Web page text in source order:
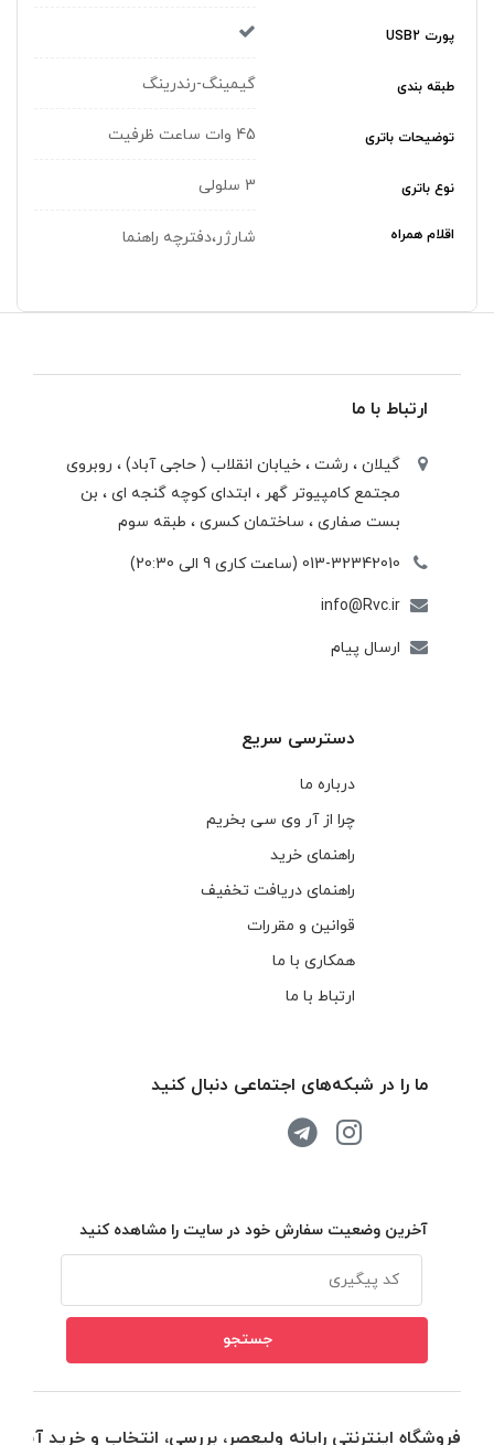
پورت USB2
طبقه بندی گیمینگ-رندرینگ
توضیحات باتری 45 وات ساعت ظرفیت
نوع باتری 3 سلولی
اقلام همراه شارژر،دفترچه راهنما
ارتباط با ما
گیلان ، رشت ، خيابان انقلاب ( حاجی آباد) ، روبروی
مجتمع كامپيوتر گهر ، ابتدای كوچه گنجه ای ، بن
بست صفاری ، ساختمان كسری ، طبقه سوم
013-32342010 (ساعت کاری 9 الی 20:30)
info@Rvc.ir
ارسال پیام
دسترسی سریع
درباره ما
چرا از آر وی سی بخریم
راهنمای خرید
راهنمای دریافت تخفیف
قوانین و مقررات
همکاری با ما
ارتباط با ما
ما را در شبکه‌های اجتماعی دنبال کنید
آخرین وضعیت سفارش خود در سایت را مشاهده کنید
فروشگاه اینترنتی رایانه ولیعصر، بررسی، انتخاب و خرید